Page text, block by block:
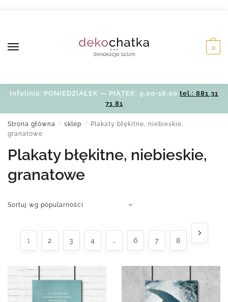
0
Infolinia: PONIEDZIAŁEK — PIĄTEK: 9.00-16.00 tel.: 881 31
71 81
Strona główna / sklep /
Plakaty błękitne, niebieskie,
granatowe
Plakaty błękitne, niebieskie,
granatowe
1 2 3 4 … 6 7 8